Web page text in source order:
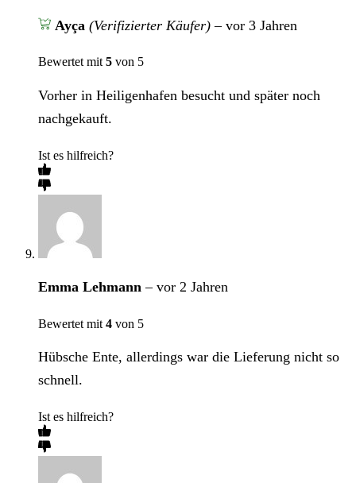
Ayça (Verifizierter Käufer) – vor 3 Jahren
Bewertet mit5 von 5
Vorher in Heiligenhafen besucht und später noch
nachgekauft.
Ist es hilfreich?
Emma Lehmann– vor 2 Jahren
Bewertet mit 4 von 5
Hübsche Ente, allerdings war die Lieferung nicht so
schnell.
Ist es hilfreich?